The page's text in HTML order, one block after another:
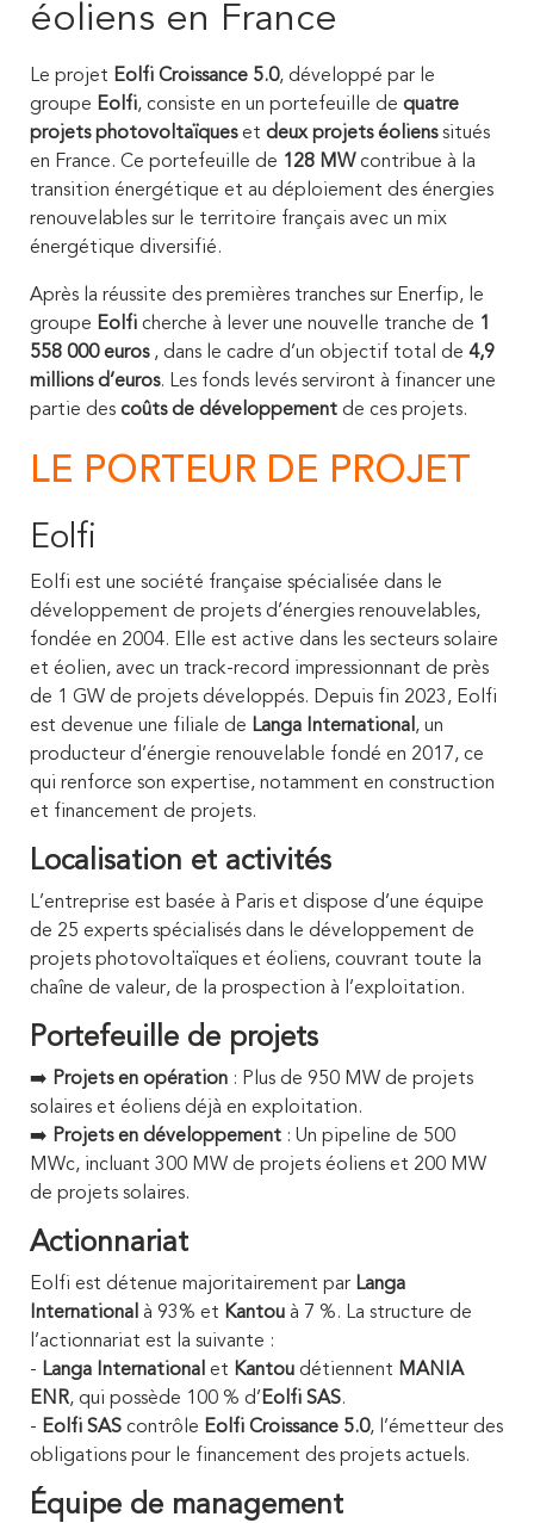
éoliens en France
Le projet Eolfi Croissance 5.0, développé par le
groupe Eolfi, consiste en un portefeuille de quatre
projets photovoltaïqueset deux projets éolienssitués
en France. Ce portefeuille de 128 MW contribue à la
transition énergétique et au déploiement des énergies
renouvelables sur le territoire français avec un mix
énergétique diversifié.
Après la réussite des premières tranches sur Enerfip, le
groupe Eolfi cherche à lever une nouvelle tranche de 1
558 000 euros, dans le cadre d’un objectif total de 4,9
millions d’euros. Les fonds levés serviront à financer une
partie des coûts de développement de ces projets.
LE PORTEUR DE PROJET
Eolfi
Eolfi est une société française spécialisée dans le
développement de projets d’énergies renouvelables,
fondée en 2004. Elle est active dans les secteurs solaire
et éolien, avec un track-record impressionnant de près
de 1 GW de projets développés. Depuis fin 2023, Eolfi
est devenue une filiale de Langa International, un
producteur d’énergie renouvelable fondé en 2017, ce
qui renforce son expertise, notamment en construction
et financement de projets.
Localisation et activités
L’entreprise est basée à Paris et dispose d’une équipe
de 25 experts spécialisés dans le développement de
projets photovoltaïques et éoliens, couvrant toute la
chaîne de valeur, de la prospection à l’exploitation.
Portefeuille de projets
➡️ Projets en opération : Plus de 950 MW de projets
solaires et éoliens déjà en exploitation.
➡️ Projets en développement : Un pipeline de 500
MWc, incluant 300 MW de projets éoliens et 200 MW
de projets solaires.
Actionnariat
Eolfi est détenue majoritairement par Langa
International à 93% et Kantou à 7 %. La structure de
l’actionnariat est la suivante :
- Langa International et Kantou détiennent MANIA
ENR, qui possède 100 % d’Eolfi SAS.
- Eolfi SAS contrôle Eolfi Croissance 5.0, l’émetteur des
obligations pour le financement des projets actuels.
Équipe de management